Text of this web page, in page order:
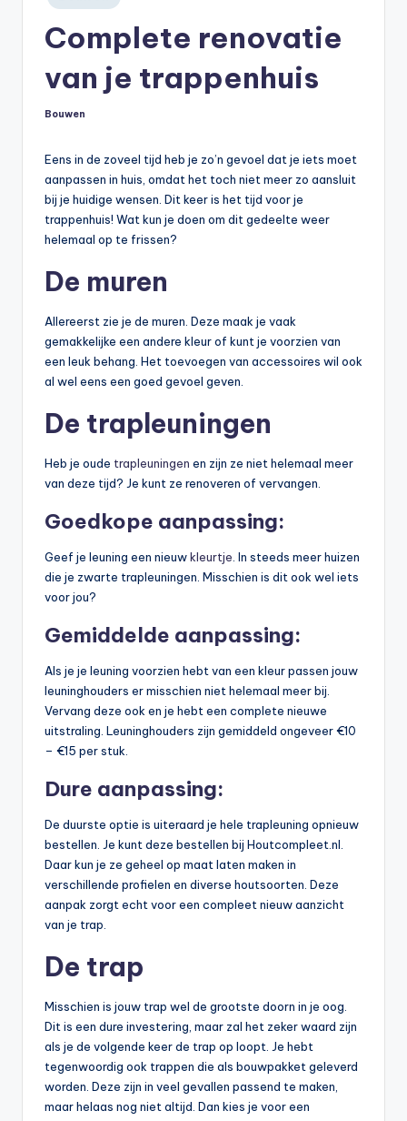
in
Complete renovatie
van je trappenhuis
Geplaatst
Bouwen
Eens in de zoveel tijd heb je zo’n gevoel dat je iets moet
aanpassen in huis, omdat het toch niet meer zo aansluit
bij je huidige wensen. Dit keer is het tijd voor je
trappenhuis! Wat kun je doen om dit gedeelte weer
helemaal op te frissen?
De muren
Allereerst zie je de muren. Deze maak je vaak
gemakkelijke een andere kleur of kunt je voorzien van
een leuk behang. Het toevoegen van accessoires wil ook
al wel eens een goed gevoel geven.
De trapleuningen
Heb je oude trapleuningen en zijn ze niet helemaal meer
van deze tijd? Je kunt ze renoveren of vervangen.
Goedkope aanpassing:
Geef je leuning een nieuwkleurtje . In steeds meer huizen
die je zwarte trapleuningen. Misschien is dit ook wel iets
voor jou?
Gemiddelde aanpassing:
Als je je leuning voorzien hebt van een kleur passen jouw
leuninghouders er misschien niet helemaal meer bij.
Vervang deze ook en je hebt een complete nieuwe
uitstraling. Leuninghouders zijn gemiddeld ongeveer €10
– €15 per stuk.
Dure aanpassing:
De duurste optie is uiteraard je hele trapleuning opnieuw
bestellen. Je kunt deze bestellen bij Houtcompleet.nl.
Daar kun je ze geheel op maat laten maken in
verschillende profielen en diverse houtsoorten. Deze
aanpak zorgt echt voor een compleet nieuw aanzicht
van je trap.
De trap
Misschien is jouw trap wel de grootste doorn in je oog.
Dit is een dure investering, maar zal het zeker waard zijn
als je de volgende keer de trap op loopt. Je hebt
tegenwoordig ook trappen die als bouwpakket geleverd
worden. Deze zijn in veel gevallen passend te maken,
maar helaas nog niet altijd. Dan kies je voor een